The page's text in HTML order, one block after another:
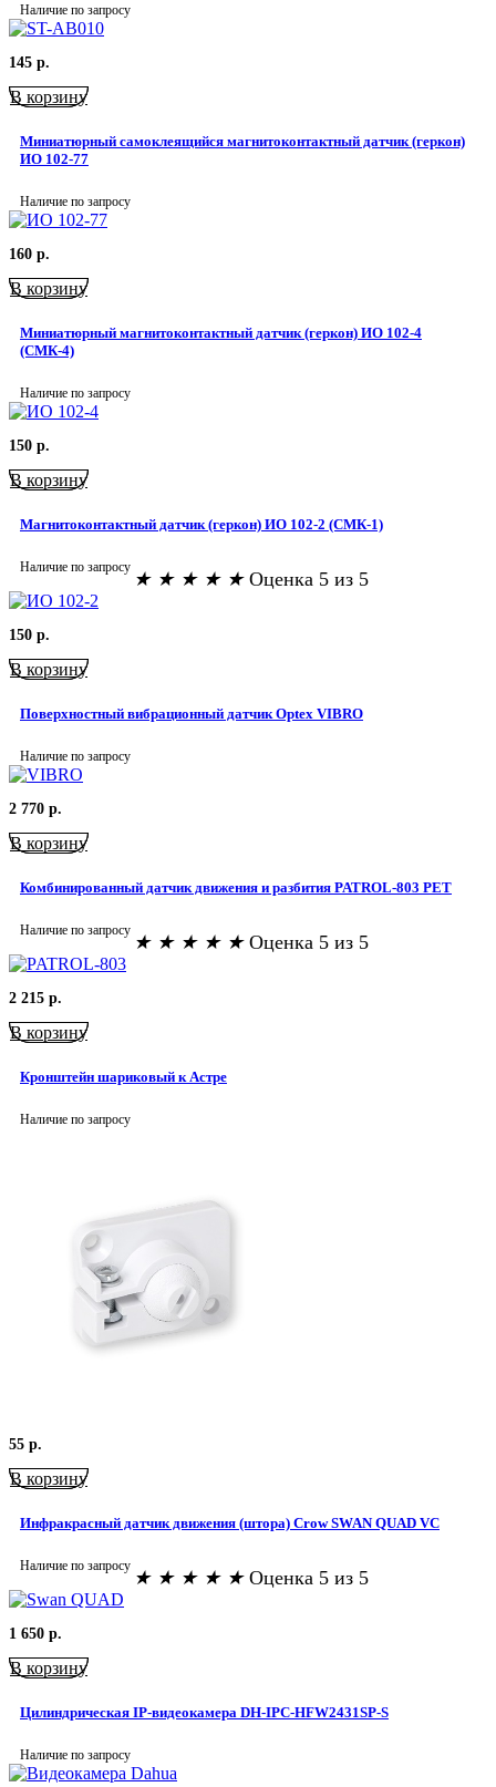
Наличие по запросу
145 р.
В корзину
Миниатюрный самоклеящийся магнитоконтактный датчик (геркон)
ИО 102-77
Наличие по запросу
160 р.
В корзину
Миниатюрный магнитоконтактный датчик (геркон) ИО 102-4
(СМК-4)
Наличие по запросу
150 р.
В корзину
Магнитоконтактный датчик (геркон) ИО 102-2 (СМК-1)
Наличие по запросу
★ ★ ★ ★ ★ Оценка 5 из 5
150 р.
В корзину
Поверхностный вибрационный датчик Optex VIBRO
Наличие по запросу
2 770 р.
В корзину
Комбинированный датчик движения и разбития PATROL-803 PET
Наличие по запросу
★ ★ ★ ★ ★ Оценка 5 из 5
2 215 р.
В корзину
Кронштейн шариковый к Астре
Наличие по запросу
55 р.
В корзину
Инфракрасный датчик движения (штора) Crow SWAN QUAD VC
Наличие по запросу
★ ★ ★ ★ ★ Оценка 5 из 5
1 650 р.
В корзину
Цилиндрическая IP-видеокамера DH-IPC-HFW2431SP-S
Наличие по запросу